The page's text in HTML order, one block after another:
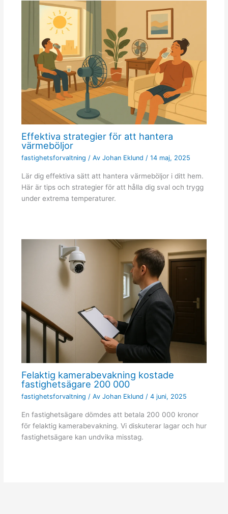
Effektiva strategier för att hantera
värmeböljor
fastighetsforvaltning / Av Johan Eklund / 14 maj, 2025
Lär dig effektiva sätt att hantera värmeböljor i ditt hem.
Här är tips och strategier för att hålla dig sval och trygg
under extrema temperaturer.
Felaktig kamerabevakning kostade
fastighetsägare 200 000
fastighetsforvaltning / Av Johan Eklund / 4 juni, 2025
En fastighetsägare dömdes att betala 200 000 kronor
för felaktig kamerabevakning. Vi diskuterar lagar och hur
fastighetsägare kan undvika misstag.